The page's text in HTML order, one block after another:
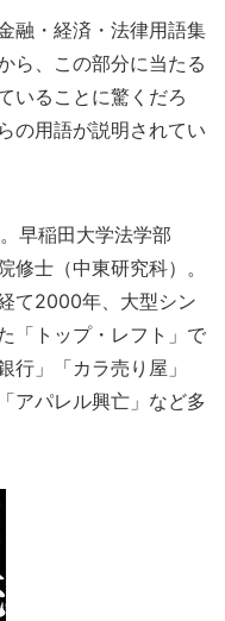
融・経済・法律用語集
ら、この部分に当たる
いることに驚くだろ
の用語が説明されてい
早稲田大学法学部
士（中東研究科）。
て2000年、大型シン
「トップ・レフト」で
行」「カラ売り屋」
アパレル興亡」など多